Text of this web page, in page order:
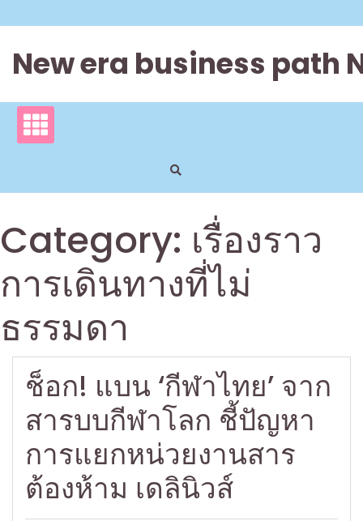
to
New era business path
Category: เรื่องราว
การเดินทางที่ไม่
ธรรมดา
ช็อก! แบน ‘กีฬาไทย’ จาก
สารบบกีฬาโลก ชี้ปัญหา
การแยกหน่วยงานสาร
ต้องห้าม เดลินิวส์